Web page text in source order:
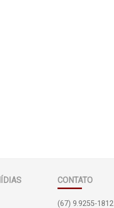
CONTATO
(67) 9.9255-1812